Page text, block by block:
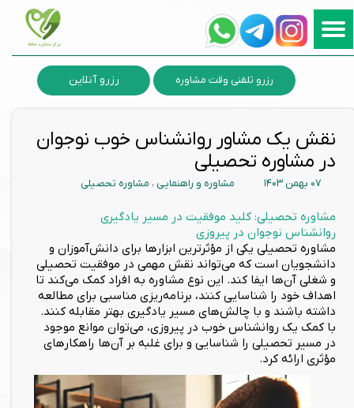
نقش یک مشاور روانشناس خوب نوجوان
در مشاوره تحصیلی
۰۷ بهمن ۱۴۰۳ مشاوره و راهنمایی ، مشاوره تحصیلی
مشاوره تحصیلی: کلید موفقیت در مسیر یادگیری
روانشناس نوجوان در پیروزی
مشاوره تحصیلی یکی از مؤثرترین ابزارها برای دانش‌آموزان و
دانشجویان است که می‌تواند نقش مهمی در موفقیت تحصیلی
و شغلی آن‌ها ایفا کند. این نوع مشاوره به افراد کمک می‌کند تا
اهداف خود را شناسایی کنند، برنامه‌ریزی مناسبی برای مطالعه
داشته باشند و با چالش‌های مسیر یادگیری بهتر مقابله کنند.
با کمک یک روانشناس خوب در پیروزی، می‌توان موانع موجود
در مسیر تحصیلی را شناسایی و برای غلبه بر آن‌ها راهکارهای
مؤثری ارائه کرد.
رزرو تلفنی وقت مشاوره رزرو آنلاین